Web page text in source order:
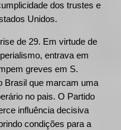
dos trustes e
Unidos.
de 29. Em virtude de
entrava em
greves em S.
Brasil que marcam uma
no pais. O Partido
influência decisiva
condições para a